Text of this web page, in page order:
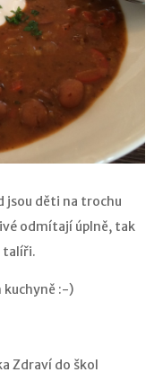
jsou děti na trochu
odmítají úplně, tak
talíři.
kuchyně :-)
Zdraví do škol